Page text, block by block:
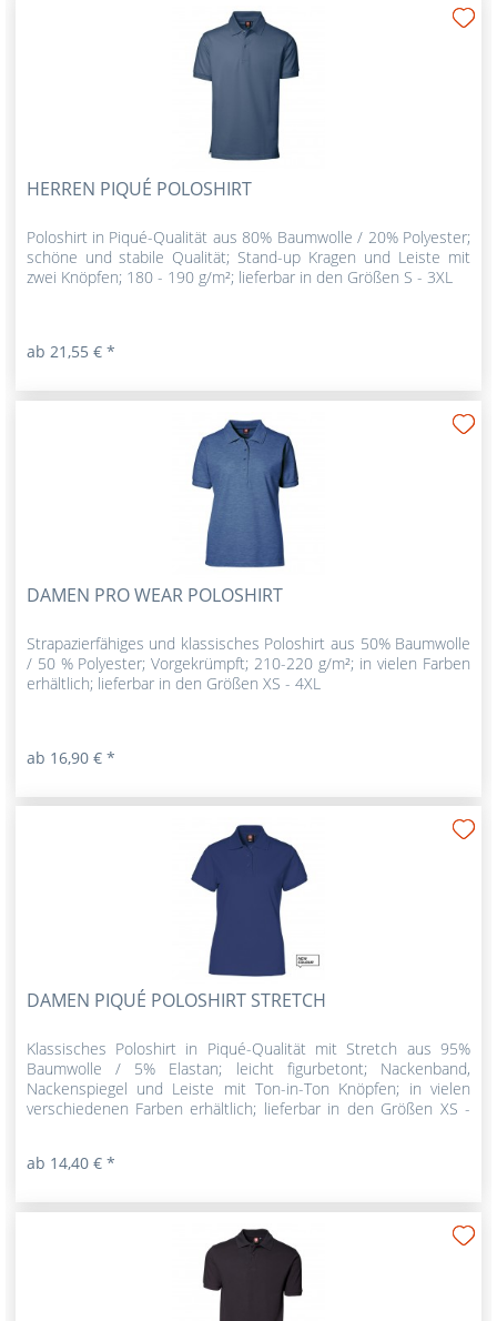
HERREN PIQUÉ POLOSHIRT
Poloshirt in Piqué-Qualität aus 80% Baumwolle / 20% Polyester;
schöne und stabile Qualität; Stand-up Kragen und Leiste mit
zwei Knöpfen; 180 - 190 g/m²; lieferbar in den Größen S - 3XL
ab 21,55 € *
DAMEN PRO WEAR POLOSHIRT
Strapazierfähiges und klassisches Poloshirt aus 50% Baumwolle
/ 50 % Polyester; Vorgekrümpft; 210-220 g/m²; in vielen Farben
erhältlich; lieferbar in den Größen XS - 4XL
ab 16,90 € *
DAMEN PIQUÉ POLOSHIRT STRETCH
Klassisches Poloshirt in Piqué-Qualität mit Stretch aus 95%
Baumwolle / 5% Elastan; leicht figurbetont; Nackenband,
Nackenspiegel und Leiste mit Ton-in-Ton Knöpfen; in vielen
verschiedenen Farben erhältlich; lieferbar in den Größen XS -
ab 14,40 € *